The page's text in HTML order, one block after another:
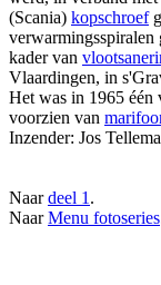
(Scania) kopschroef
verwarmingsspiralen
kader van
Vlaardingen, in
Het was in 1965 één
voorzien van
Inzender: Jos
Naardeel 1 .
NaarMenu fotoseries